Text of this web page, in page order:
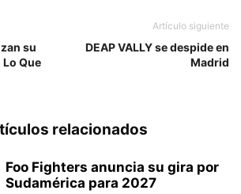
su
Lo Que
Artículo siguiente
DEAP VALLY se despide en
Madrid
relacionados
Foo Fighters anuncia su gira por
Sudamérica para 2027